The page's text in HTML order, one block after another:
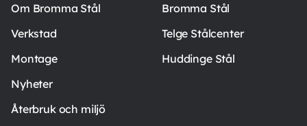
Bromma Stål
Telge Stålcenter
Huddinge Stål
Om Bromma Stål
Verkstad
Montage
Nyheter
Återbruk och miljö